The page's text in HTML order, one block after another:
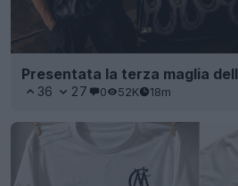
Presentata la terza maglia
36 27 0 52K 18m